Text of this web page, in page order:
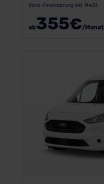
Vario-Finanzierung inkl. MwSt.
ab355€/Monat